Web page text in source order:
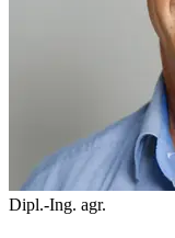
Dipl.-Ing. agr.